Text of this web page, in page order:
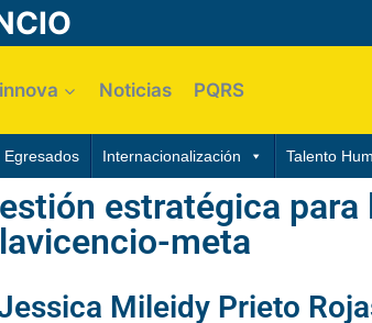
Noticias PQRS
Egresados Internacionalización Talento
estratégica para
meta
Mileidy Prieto